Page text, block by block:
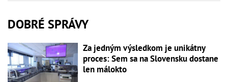
DOBRÉ SPRÁVY
Za jedným výsledkom je unikátny
proces: Sem sa na Slovensku dostane
len málokto